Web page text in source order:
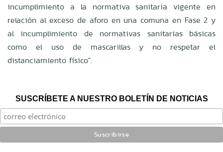
incumplimiento a la normativa sanitaria vigente en
relación al exceso de aforo en una comuna en Fase 2 y
al incumplimiento de normativas sanitarias básicas
como el uso de mascarillas y no respetar el
distanciamiento físico".
SUSCRÍBETE A NUESTRO BOLETÍN DE NOTICIAS